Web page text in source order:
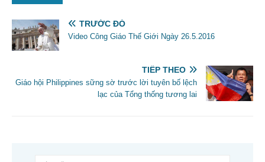
TRƯỚC ĐÓ
Video Công Giáo Thế Giới Ngày 26.5.2016
TIẾP THEO
Giáo hội Philippines sững sờ trước lời tuyên bố lệch
lạc của Tổng thống tương lai